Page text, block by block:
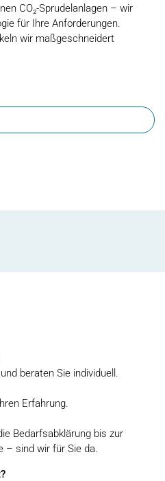
CO₂-Sprudelanlagen – wir
für Ihre Anforderungen.
wir maßgeschneidert
beraten Sie individuell.
Erfahrung.
Bedarfsabklärung bis zur
– sind wir für Sie da.